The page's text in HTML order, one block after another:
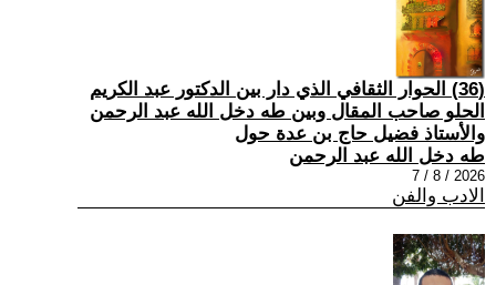
(36) الحوار الثقافي الذي دار بين الدكتور عبد الكريم
الحلو صاحب المقال وبين طه دخل الله عبد الرحمن
والأستاذ فضيل حاج بن عدة حول
طه دخل الله عبد الرحمن
2026 / 8 / 7
الادب والفن